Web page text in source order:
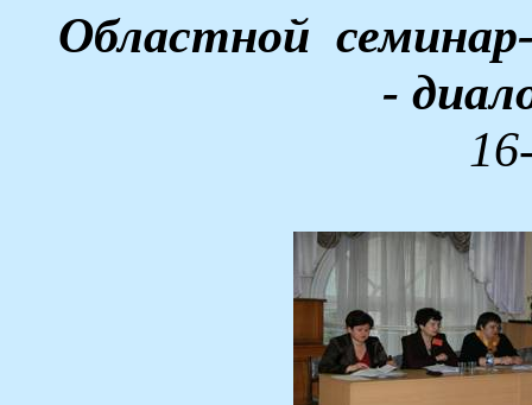
Областной
-